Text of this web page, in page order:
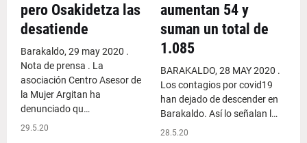
pero Osakidetza las
desatiende
Barakaldo, 29 may 2020 .
Nota de prensa . La
asociación Centro Asesor de
la Mujer Argitan ha
denunciado qu…
29.5.20
aumentan 54 y
suman un total de
1.085
BARAKALDO, 28 MAY 2020 .
Los contagios por covid19
han dejado de descender en
Barakaldo. Así lo señalan l…
28.5.20